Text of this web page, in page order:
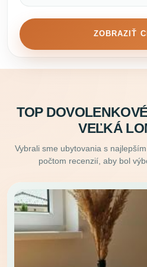
ZOBRAZIŤ
TOP
VEĽKÁ
Vybrali sme ubytovania s
počtom recenzií, aby bol